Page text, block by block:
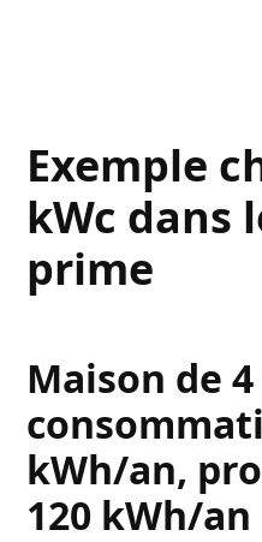
Exemple
kWc dans
prime
Maison de
kWh/an,
120 kWh/an